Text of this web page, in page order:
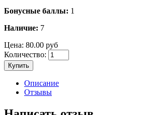
Бонусные баллы: 1
Наличие: 7
Цена: 80.00 руб
Количество:
Купить
Описание
Отзывы